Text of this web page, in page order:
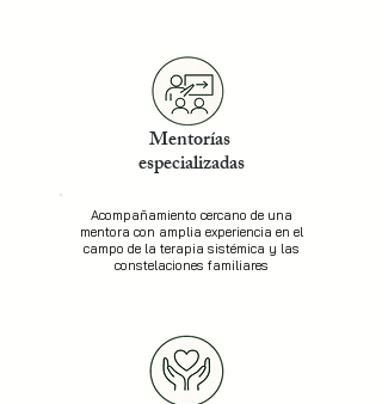
Mentorías
especializadas
Acompañamiento cercano de una
mentora con amplia experiencia en el
campo de la terapia sistémica y las
constelaciones familiares